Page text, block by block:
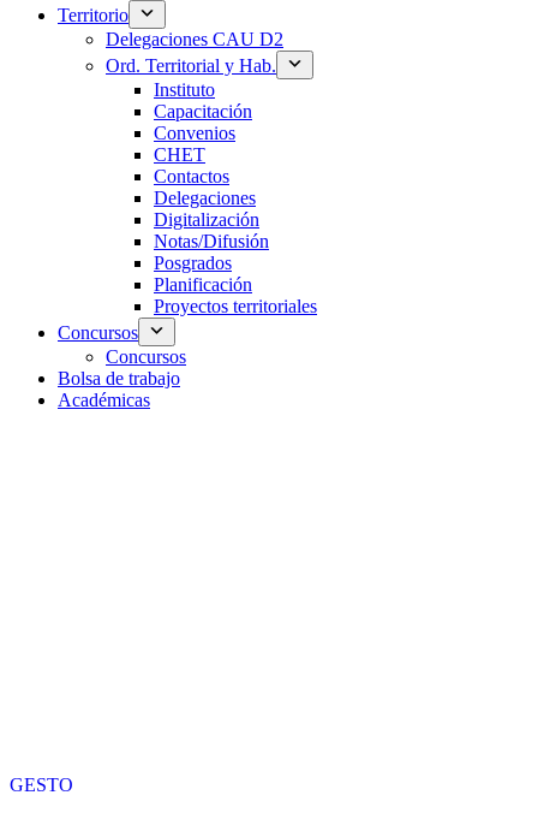
Territorio
Delegaciones CAU D2
Ord. Territorial y Hab.
Instituto
Capacitación
Convenios
CHET
Contactos
Delegaciones
Digitalización
Notas/Difusión
Posgrados
Planificación
Proyectos territoriales
Concursos
Concursos
Bolsa de trabajo
Académicas
GESTO